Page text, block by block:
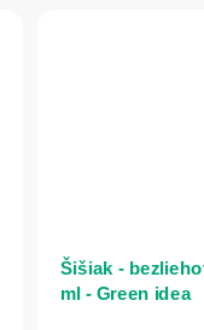
Šišiak -
ml - Green idea